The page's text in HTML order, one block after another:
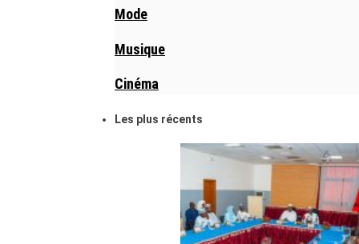
Mode
Musique
Cinéma
Les plus récents